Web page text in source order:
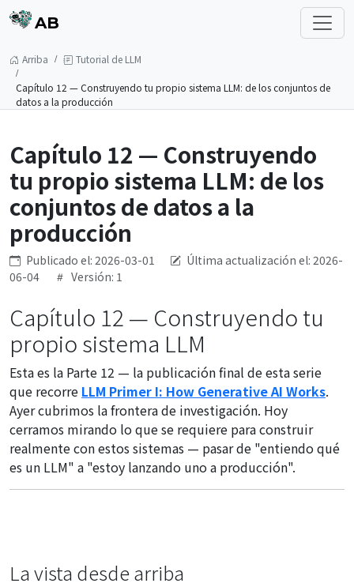
AB
Arriba Tutorial de LLM
Capítulo 12 — Construyendo tu propio sistema LLM: de los conjuntos de
datos a la producción
Capítulo 12 — Construyendo
tu propio sistema LLM: de los
conjuntos de datos a la
producción
Publicado el: 2026-03-01
Última actualización el: 2026-
06-04
Versión: 1
Capítulo 12 — Construyendo tu
propio sistema LLM
Esta es la Parte 12 — la publicación final de esta serie
que recorre LLM Primer I: How Generative AI Works.
Ayer cubrimos la frontera de investigación. Hoy
cerramos mirando lo que se requiere para construir
realmente con estos sistemas — pasar de "entiendo qué
es un LLM" a "estoy lanzando uno a producción".
La vista desde arriba